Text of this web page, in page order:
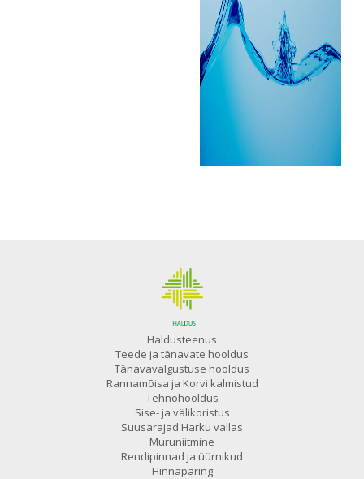
Haldusteenus
Teede ja tänavate hooldus
Tänavavalgustuse hooldus
Rannamõisa ja Korvi kalmistud
Tehnohooldus
Sise- ja välikoristus
Suusarajad Harku vallas
Muruniitmine
Rendipinnad ja üürnikud
Hinnapäring